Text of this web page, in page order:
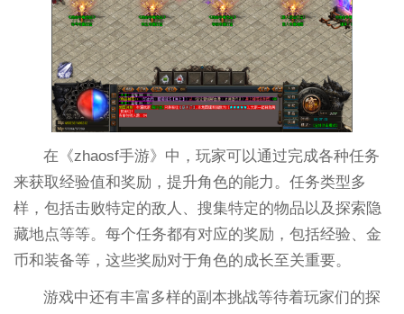
在《zhaosf手游》中，玩家可以通过完成各种任务
来获取经验值和奖励，提升角色的能力。任务类型多
样，包括击败特定的敌人、搜集特定的物品以及探索隐
藏地点等等。每个任务都有对应的奖励，包括经验、金
币和装备等，这些奖励对于角色的成长至关重要。
游戏中还有丰富多样的副本挑战等待着玩家们的探